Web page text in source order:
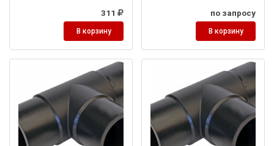
311
В корзину
по запросу
В корзину